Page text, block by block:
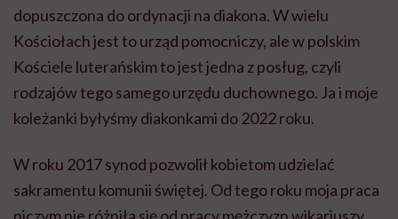
dopuszczona do ordynacji na diakona. W wielu
Kościołach jest to urząd pomocniczy, ale w polskim
Kościele luterańskim to jest jedna z posług, czyli
rodzajów tego samego urzędu duchownego. Ja i moje
koleżanki byłyśmydiakonkami do 2022 roku.
W roku 2017 synod pozwolił kobietom udzielać
sakramentu komunii świętej. Od tego roku moja praca